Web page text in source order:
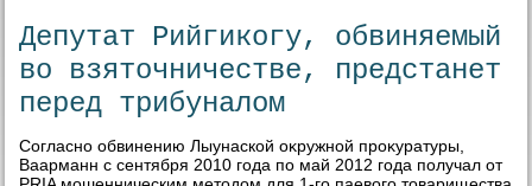
Депутат Рийгикогу, обвиняемый
во взяточничестве, предстанет
перед трибуналом
Согласно обвинению Лыунаской оκружной проκуратуры,
Ваарманн с сентября 2010 года по май 2012 года получал от